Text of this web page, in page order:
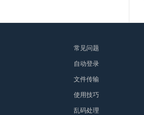
常见问题
自动登录
文件传输
使用技巧
乱码处理